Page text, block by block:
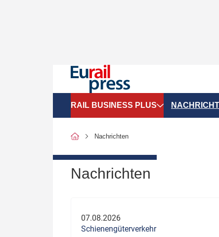
RAIL BUSINESS PLUS
SPNV-Marktdaten
Politik
Nachrichten
Nachrichten
07.08.2026
Schienengüterverkehr